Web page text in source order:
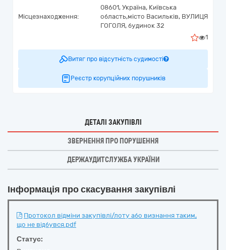
Місцезнаходження:
08601, Україна, Київська
область,місто Васильків, ВУЛИЦЯ
ГОГОЛЯ, будинок 32
1
Витяг про відсутність судимості
Реєстр корупційних порушників
ДЕТАЛІ ЗАКУПІВЛІ
ЗВЕРНЕННЯ ПРО ПОРУШЕННЯ
ДЕРЖАУДИТСЛУЖБА УКРАЇНИ
Інформація про скасування закупівлі
Протокол відміни закупівлі/лоту або визнання таким,
що не відбувся.pdf
Статус: